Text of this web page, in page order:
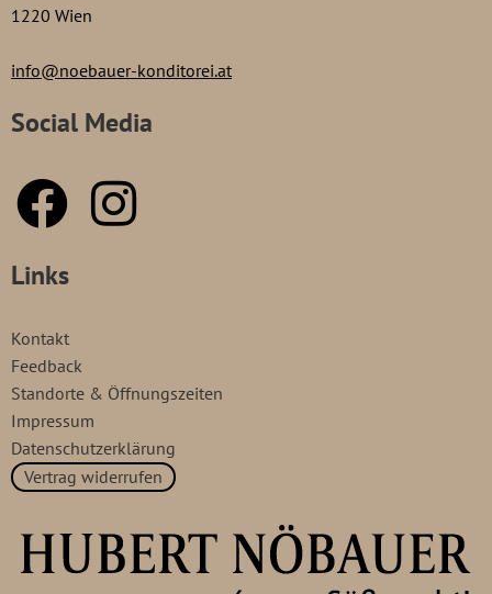
1220 Wien
info@noebauer-konditorei.at
Social Media
Links
Kontakt
Feedback
Standorte & Öffnungszeiten
Impressum
Datenschutzerklärung
Vertrag widerrufen